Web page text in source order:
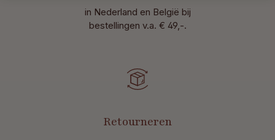
in Nederland en België bij
bestellingen v.a. € 49,-.
Retourneren